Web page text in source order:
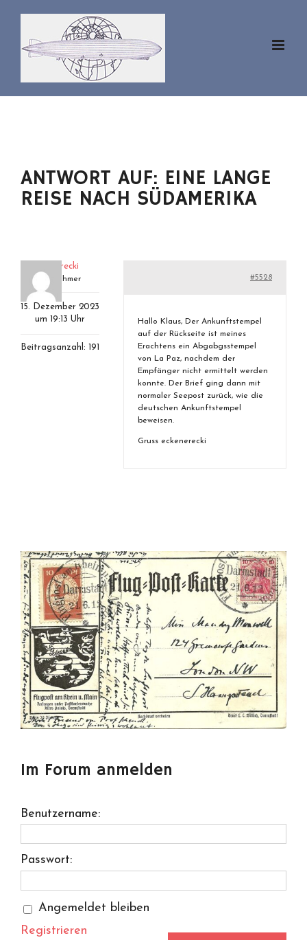
springen
ANTWORT AUF: EINE LANGE
REISE NACH SÜDAMERIKA
eckenerecki
Teilnehmer
15. Dezember 2023
um 19:13 Uhr
Beitragsanzahl: 191
#5528
Hallo Klaus, Der Ankunftstempel
auf der Rückseite ist meines
Erachtens ein Abgabgsstempel
von La Paz, nachdem der
Empfänger nicht ermittelt werden
konnte. Der Brief ging dann mit
normaler Seepost zurück, wie die
deutschen Ankunftstempel
beweisen.
Gruss eckenerecki
Im Forum anmelden
Benutzername:
Passwort:
Angemeldet bleiben
Registrieren